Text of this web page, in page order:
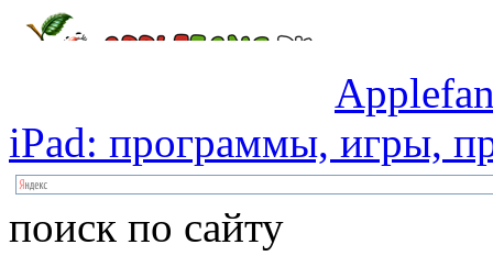
iPad: программы, игры,
поиск по сайту